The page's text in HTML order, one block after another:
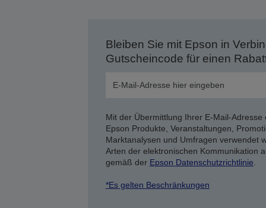
Bleiben Sie mit Epson in
Gutscheincode für einen
Mit der Übermittlung Ihrer E-Mail-
Epson Produkte, Veranstaltungen,
Marktanalysen und Umfragen verwendet
Arten der elektronischen Kommunikation
gemäß der Epson Datenschutzrichtlinie.
*Es gelten Beschränkungen